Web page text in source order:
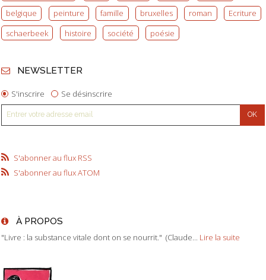
belgique
peinture famille bruxelles roman
Ecriture
schaerbeek
histoire société poésie
NEWSLETTER
S'inscrire Se désinscrire
S'abonner au flux RSS
S'abonner au flux ATOM
À PROPOS
"Livre : la substance vitale dont on se nourrit." (Claude... Lire la suite